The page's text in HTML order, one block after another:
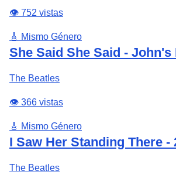
👁️ 752 vistas
🎸 Mismo Género
She Said She Said - John's
The Beatles
👁️ 366 vistas
🎸 Mismo Género
I Saw Her Standing There -
The Beatles